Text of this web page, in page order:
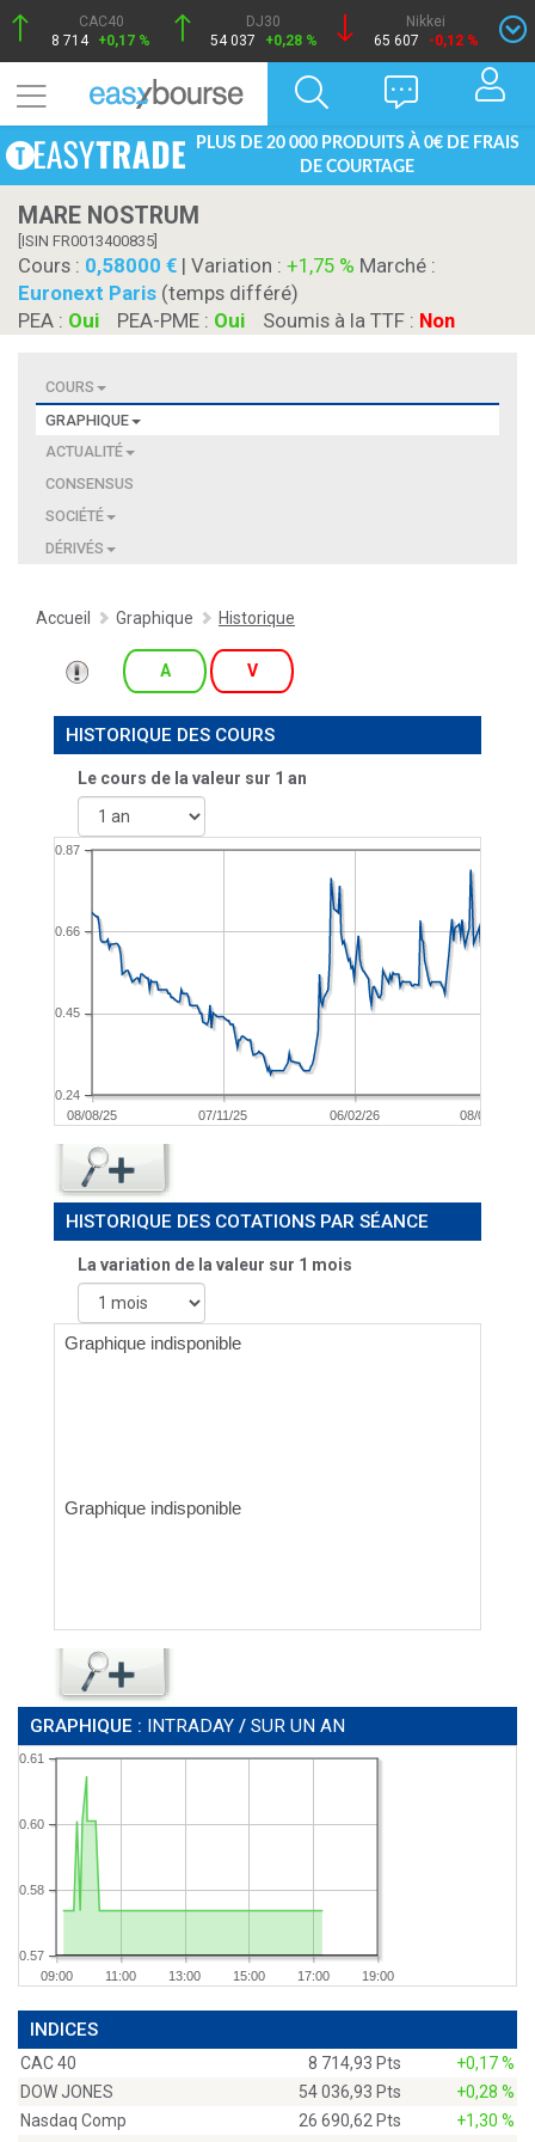
CAC40
8 714 +0,17 %
DJ30
54 037
+0,28 %
Nikkei
65 607
-0,12 %
PLUS DE 20 000 PRODUITS À 0€ DE FRAIS
DE COURTAGE
MARE NOSTRUM
[ISIN FR0013400835]
Cours : 0,58000 | Variation : +1,75 % Marché :
Euronext Paris (temps différé)
PEA : Oui PEA-PME : Oui Soumis à la TTF : Non
COURS
GRAPHIQUE
ACTUALITÉ
CONSENSUS
SOCIÉTÉ
DÉRIVÉS
Accueil Graphique Historique
A V
HISTORIQUE DES COURS
Le cours de la valeur sur 1 an
08/08/25 07/11/25 06/02/26 08/05/26
0.24
0.45
0.66
0.87
HISTORIQUE DES COTATIONS PAR SÉANCE
La variation de la valeur sur 1 mois
GRAPHIQUE : INTRADAY / SUR UN AN
09:00 11:00 13:00 15:00 17:00 19:00
0.57
0.58
0.60
0.61
INDICES
CAC 40 8 714,93 Pts
+0,17 %
DOW JONES
54 036,93 Pts
+0,28 %
Nasdaq Comp
26 690,62 Pts
+1,30 %